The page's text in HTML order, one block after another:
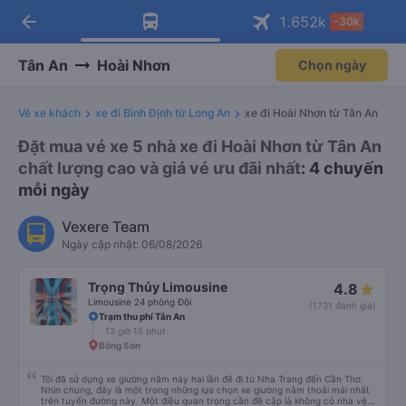
Tải app Vexere ngay!
Nhận ưu đãi thành viên độc
Mở app
Tải app Vexere
-30k/ghế khi đặt vé máy bay qua
Mở app
arrow_back 1.652k -30k
Tân An Hoài Nhơn Chọn ngày
Vé xe khách xe đi Bình Định từ Long An xe đi Hoài Nhơn từ Tân An
Đặt mua vé xe 5 nhà xe đi Hoài Nhơn từ Tân An
chất lượng cao và giá vé ưu đãi nhất: 4 chuyến
mỗi ngày
Vexere Team
Ngày cập nhật: 06/08/2026
Trọng Thủy Limousine
Limousine 24 phòng Đôi
4.8
(1731 đánh giá)
Trạm thu phí Tân An
13 giờ 15 phút
Bồng Sơn
Tôi đã sử dụng xe giường nằm này hai lần để đi từ Nha Trang đến Cần Thơ.
Nhìn chung, đây là một trong những lựa chọn xe giường nằm thoải mái nhất
trên tuyến đường này. Một điều quan trọng cần đề cập là không có nhà vệ